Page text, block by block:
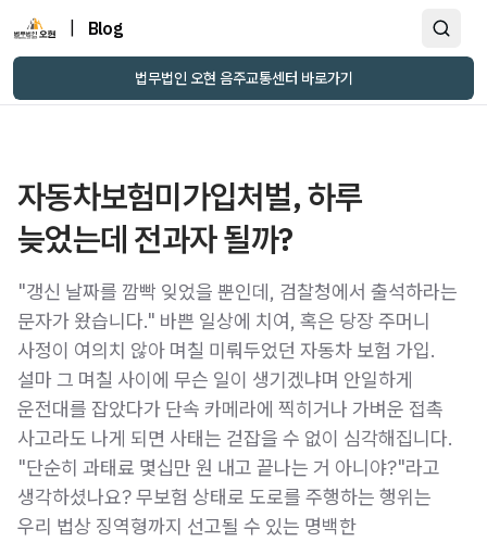
Blog
법무법인 오현 음주교통센터 바로가기
자동차보험미가입처벌, 하루
늦었는데 전과자 될까?
"갱신 날짜를 깜빡 잊었을 뿐인데, 검찰청에서 출석하라는
문자가 왔습니다." 바쁜 일상에 치여, 혹은 당장 주머니
사정이 여의치 않아 며칠 미뤄두었던 자동차 보험 가입.
설마 그 며칠 사이에 무슨 일이 생기겠냐며 안일하게
운전대를 잡았다가 단속 카메라에 찍히거나 가벼운 접촉
사고라도 나게 되면 사태는 걷잡을 수 없이 심각해집니다.
"단순히 과태료 몇십만 원 내고 끝나는 거 아니야?"라고
생각하셨나요? 무보험 상태로 도로를 주행하는 행위는
우리 법상 징역형까지 선고될 수 있는 명백한